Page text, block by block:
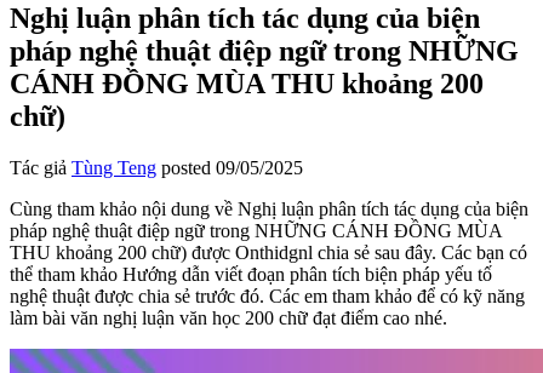
Nghị luận phân tích tác dụng của biện
pháp nghệ thuật điệp ngữ trong NHỮNG
CÁNH ĐỒNG MÙA THU khoảng 200
chữ)
Tác giả Tùng Teng posted 09/05/2025
Cùng tham khảo nội dung về Nghị luận phân tích tác dụng của biện
pháp nghệ thuật điệp ngữ trong NHỮNG CÁNH ĐỒNG MÙA
THU khoảng 200 chữ) được Onthidgnl chia sẻ sau đây. Các bạn có
thể tham khảo Hướng dẫn viết đoạn phân tích biện pháp yếu tố
nghệ thuật được chia sẻ trước đó. Các em tham khảo để có kỹ năng
làm bài văn nghị luận văn học 200 chữ đạt điểm cao nhé.